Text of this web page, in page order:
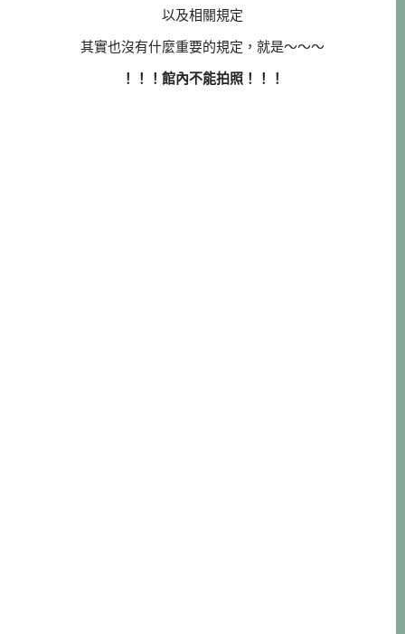
以及相關規定
其實也沒有什麼重要的規定，就是～～～
！！！館內不能拍照！！！